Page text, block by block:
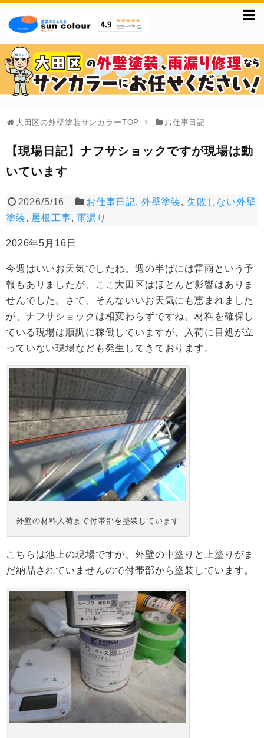
大田区の外壁塗装サンカラーTOP お仕事日記
【現場日記】ナフサショックですが現場は動
いています
2026/5/16 お仕事日記, 外壁塗装, 失敗しない外壁
塗装, 屋根工事, 雨漏り
2026年5月16日
今週はいいお天気でしたね。週の半ばには雷雨という予
報もありましたが、ここ大田区はほとんど影響はありま
せんでした。さて、そんないいお天気にも恵まれました
が、ナフサショックは相変わらずですね。材料を確保し
ている現場は順調に稼働していますが、入荷に目処が立
っていない現場なども発生してきております。
外壁の材料入荷まで付帯部を塗装しています
こちらは池上の現場ですが、外壁の中塗りと上塗りがま
だ納品されていませんので付帯部から塗装しています。